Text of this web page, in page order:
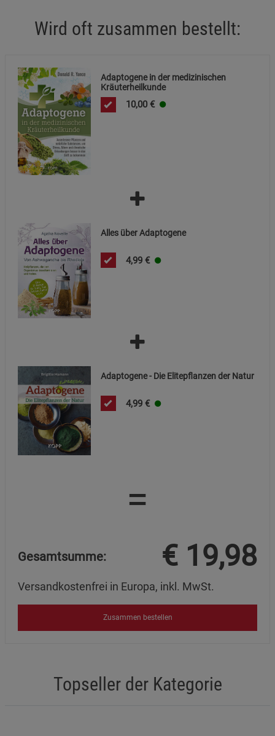
Wird oft zusammen bestellt:
Adaptogene in der medizinischen
Kräuterheilkunde
10,00 €
Alles über Adaptogene
4,99 €
Adaptogene - Die Elitepflanzen der Natur
4,99 €
=
Gesamtsumme: € 19,98
Versandkostenfrei in Europa, inkl. MwSt.
Zusammen bestellen
Topseller der Kategorie